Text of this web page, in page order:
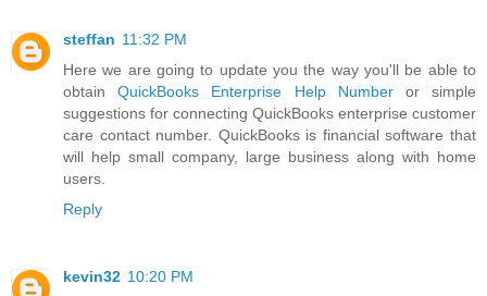
steffan 11:32 PM
Here we are going to update you the way you'll be able to
obtainQuickBooks Enterprise Help Numberor simple
suggestions for connecting QuickBooks enterprise customer
care contact number. QuickBooks is financial software that
will help small company, large business along with home
users.
Reply
kevin32 10:20 PM